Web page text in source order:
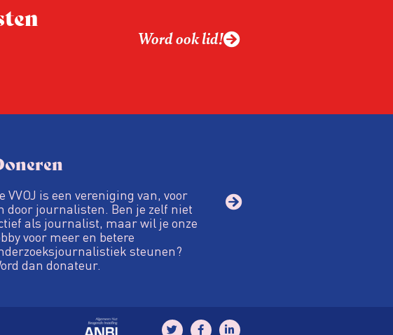
omgaan met een
macht?
Word ook lid!
VVOJ is een vereniging van, voor
door journalisten. Ben je zelf niet
als journalist, maar wil je onze
voor meer en betere
steunen?
dan donateur.